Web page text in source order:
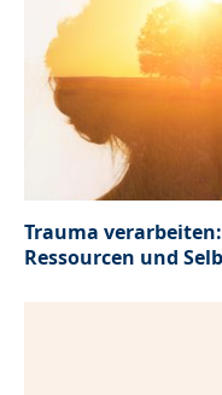
Trauma
Ressourcen und